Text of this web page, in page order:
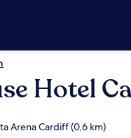
Hotel
Arena Cardiff (0,6 km)